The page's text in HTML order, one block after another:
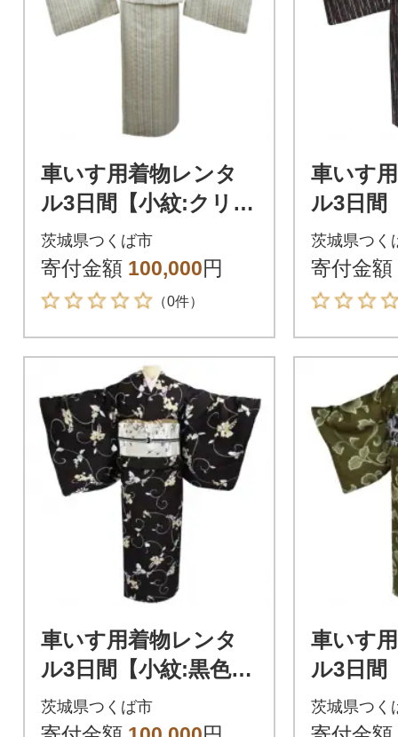
車いす用着物レンタ
ル3日間【小紋:クリー
ム色 縦縞模様 太鼓帯:
紫色亀甲柄 縞模様(草
履付き)】
茨城県つくば市
寄付金額 100,000円
（0件）
車いす
ル3日間
縦縞柄 太鼓帯:白色 大
葉柄(草
茨城県つく
寄付金額
車いす用着物レンタ
ル3日間【小紋:黒色
葡萄柄 太鼓帯:白色 水
辺に鶴柄(草履付き)】
茨城県つくば市
車いす
ル3日間
唐草模
縞柄入
茨城県つく